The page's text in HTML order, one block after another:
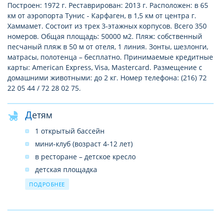
Построен: 1972 г. Реставрирован: 2013 г. Расположен: в 65
км от аэропорта Тунис - Карфаген, в 1,5 км от центра г.
Хаммамет. Состоит из трех 3-этажных корпусов. Всего 350
номеров. Общая площадь: 50000 м2. Пляж: собственный
песчаный пляж в 50 м от отеля, 1 линия. Зонты, шезлонги,
матрасы, полотенца – бесплатно. Принимаемые кредитные
карты: American Express, Visa, Mastercard. Размещение с
домашними животными: до 2 кг. Номер телефона: (216) 72
22 05 44 / 72 28 02 75.
Детям
1 открытый бассейн
мини-клуб (возраст 4-12 лет)
в ресторане – детское кресло
детская площадка
развлекательные программы
ПОДРОБНЕЕ